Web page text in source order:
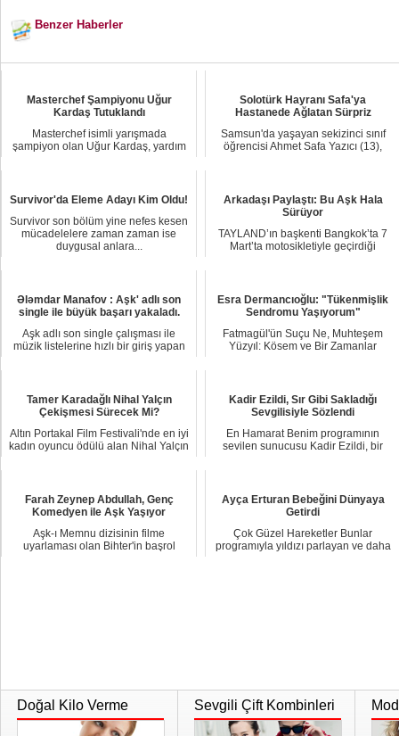
Benzer Haberler
Masterchef Şampiyonu Uğur
Kardaş Tutuklandı
Masterchef isimli yarışmada
şampiyon olan Uğur Kardaş, yardım
Solotürk Hayranı Safa'ya
Hastanede Ağlatan Sürpriz
Samsun'da yaşayan sekizinci sınıf
öğrencisi Ahmet Safa Yazıcı (13),
Survivor'da Eleme Adayı Kim Oldu!
Survivor son bölüm yine nefes kesen
mücadelelere zaman zaman ise
duygusal anlara...
Arkadaşı Paylaştı: Bu Aşk Hala
Sürüyor
TAYLAND’ın başkenti Bangkok’ta 7
Mart’ta motosikletiyle geçirdiği
Ələmdar Manafov : Aşk' adlı son
single ile büyük başarı yakaladı.
Aşk adlı son single çalışması ile
müzik listelerine hızlı bir giriş yapan
Esra Dermancıoğlu: "Tükenmişlik
Sendromu Yaşıyorum"
Fatmagül'ün Suçu Ne, Muhteşem
Yüzyıl: Kösem ve Bir Zamanlar
Tamer Karadağlı Nihal Yalçın
Çekişmesi Sürecek Mi?
Altın Portakal Film Festivali'nde en iyi
kadın oyuncu ödülü alan Nihal Yalçın
Kadir Ezildi, Sır Gibi Sakladığı
Sevgilisiyle Sözlendi
En Hamarat Benim programının
sevilen sunucusu Kadir Ezildi, bir
Farah Zeynep Abdullah, Genç
Komedyen ile Aşk Yaşıyor
Aşk-ı Memnu dizisinin filme
uyarlaması olan Bihter'in başrol
Ayça Erturan Bebeğini Dünyaya
Getirdi
Çok Güzel Hareketler Bunlar
programıyla yıldızı parlayan ve daha
Doğal Kilo Verme Sevgili Çift Kombinleri